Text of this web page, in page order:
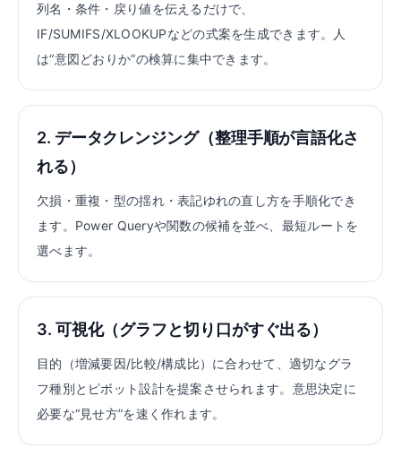
列名・条件・戻り値を伝えるだけで、
IF/SUMIFS/XLOOKUPなどの式案を生成できます。人
は“意図どおりか”の検算に集中できます。
2. データクレンジング（整理手順が言語化さ
れる）
欠損・重複・型の揺れ・表記ゆれの直し方を手順化でき
ます。Power Queryや関数の候補を並べ、最短ルートを
選べます。
3. 可視化（グラフと切り口がすぐ出る）
目的（増減要因/比較/構成比）に合わせて、適切なグラ
フ種別とピボット設計を提案させられます。意思決定に
必要な“見せ方”を速く作れます。